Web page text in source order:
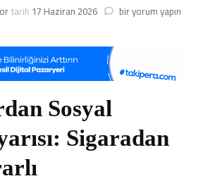
tarih 17 Haziran 2026 Uzmanlar
Sigara’
Olarak
Altına
Yasak
bir yorum yapın
Sosyal
Sigaradan